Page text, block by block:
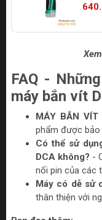
FAQ -
máy bắn vít
MÁY BẮN
phẩm được bảo
Có thể sử
DCA không? -
nối pin của các
Máy có dễ sử
thân thiện với